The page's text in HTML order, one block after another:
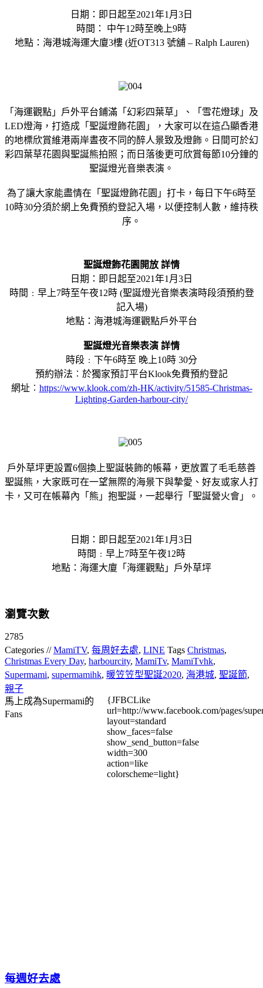
日期：即日起至2021年1月3日
時間： 中午12時至晚上9時
地點：海港城海運大廈3樓 (近OT313 號舖 – Ralph Lauren)
「海運觀點」戶外平台鋪滿「幻彩四葉草」、「雪花燈球」及
LED燈海，打造成「聖誕燈飾花園」，大家可以在這凸顯香港
的地標欣賞維港兩岸晝夜不同的醉人景致及燈飾。日間可於幻
彩四葉草花園與聖誕熊拍照；而日落後更可欣賞每節10分鐘的
聖誕燈光音樂表演。
為了讓大家能盡情在「聖誕燈飾花園」打卡，每日下午6時至
10時30分須於網上免費預約登記入場，以便控制人數，維持秩
序。
聖誕燈飾花園開放 詳情
日期：即日起至2021年1月3日
時間﹕早上7時至午夜12時 (聖誕燈光音樂表演時段須預約登
記入場)
地點：海港城海運觀點戶外平台
聖誕燈光音樂表演 詳情
時段﹕下午6時至 晚上10時 30分
預約辦法︰於獨家預訂平台Klook免費預約登記
網址︰ https://www.klook.com/zh-HK/activity/51585-Christmas-
Lighting-Garden-harbour-city/
戶外草坪更設置6個換上聖誕裝飾的帳幕，更放置了毛毛慈善
聖誕熊，大家既可在一望無際的海景下與摯愛、好友或家人打
卡，又可在帳幕內「熊」抱聖誕，一起舉行「聖誕營火會」。
日期：即日起至2021年1月3日
時間﹕早上7時至午夜12時
地點：海運大廈「海運觀點」戶外草坪
瀏覽次數
2785
Categories //MamiTV, 每周好去處, LINE Tags Christmas,
Christmas Every Day, harbourcity, MamiTv, MamiTvhk,
Supermami, supermamihk, 暖笠笠型聖誕2020, 海港城, 聖誕節,
親子
馬上成為Supermami的
Fans
{JFBCLike
url=http://www.facebook.com/pages/
layout=standard
show_faces=false
show_send_button=false
width=300
action=like
colorscheme=light}
每週好去處